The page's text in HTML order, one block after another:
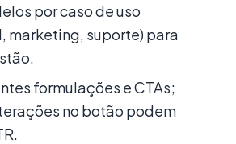
por caso de uso
marketing, suporte) para
formulações e CTAs;
no botão podem